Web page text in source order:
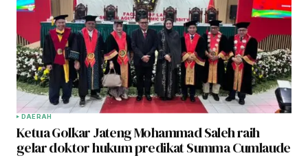
DAERAH
Ketua Golkar Jateng Mohammad Saleh raih
gelar doktor hukum predikat Summa Cumlaude